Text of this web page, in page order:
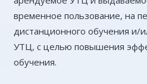
временное пользование, на
дистанционного обучения и/
УТЦ, с целью повышения
обучения.